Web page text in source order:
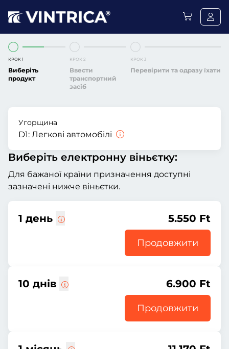
КРОК 1
Виберіть
продукт
КРОК 2
Ввести
транспортний
засіб
КРОК 3
Перевірити та одразу їхати
Угорщина
D1: Легкові автомобілі
Виберіть електронну віньєтку:
Для бажаної країни призначення доступні
зазначені нижче віньєтки.
1 день 5.550 Ft
Продовжити
10 днів 6.900 Ft
Продовжити